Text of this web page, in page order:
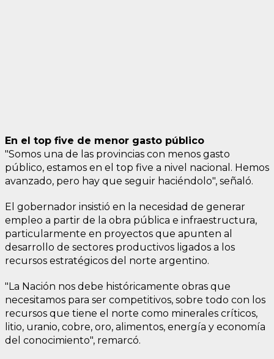
En el top five de menor gasto público
"Somos una de las provincias con menos gasto
público, estamos en el top five a nivel nacional. Hemos
avanzado, pero hay que seguir haciéndolo", señaló.
El gobernador insistió en la necesidad de generar
empleo a partir de la obra pública e infraestructura,
particularmente en proyectos que apunten al
desarrollo de sectores productivos ligados a los
recursos estratégicos del norte argentino.
"La Nación nos debe históricamente obras que
necesitamos para ser competitivos, sobre todo con los
recursos que tiene el norte como minerales críticos,
litio, uranio, cobre, oro, alimentos, energía y economía
del conocimiento", remarcó.